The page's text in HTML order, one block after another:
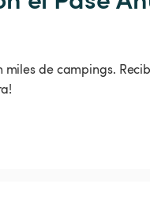
miles de campings.